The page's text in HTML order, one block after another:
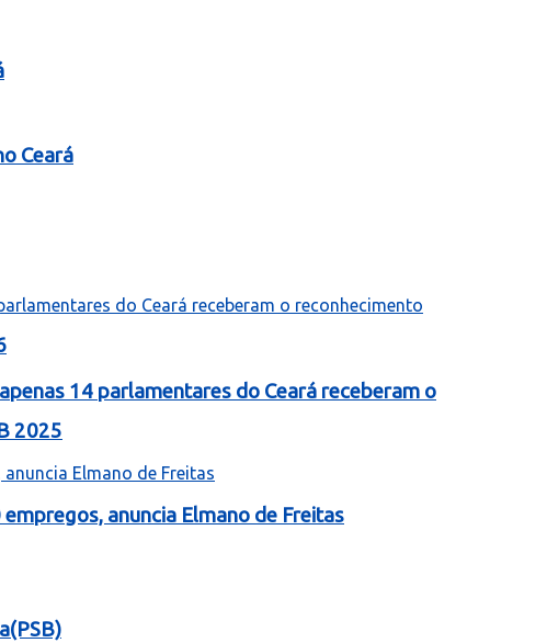
14 parlamentares do Ceará receberam o
Ceará
2025
anuncia Elmano de Freitas